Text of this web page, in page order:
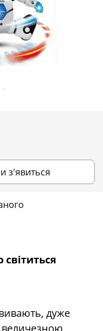
з'явиться
дуже
величезною